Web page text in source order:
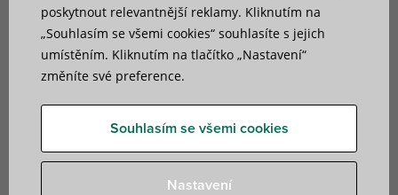
Supports
6 nalezené produkty Filtr
poskytnout relevantnější reklamy. Kliknutím na
„Souhlasím se všemi cookies“ souhlasíte s jejich
umístěním. Kliknutím na tlačítko „Nastavení“
změníte své preference.
Souhlasím se všemi cookies
Nastavení